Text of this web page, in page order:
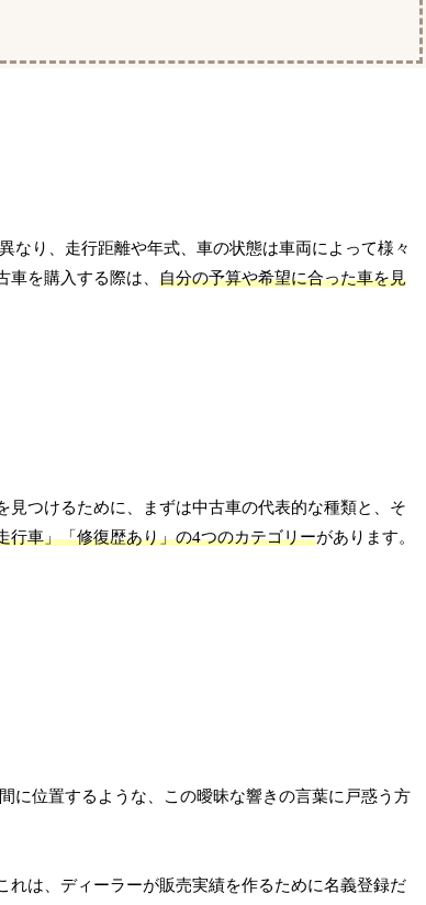
なり、走行距離や年式、車の状態は車両によって様々
車を購入する際は、 自分の予算や希望に合った車を見
つけるために、まずは中古車の代表的な種類と、そ
行車」「修復歴あり」の4つのカテゴリーがあります。
に位置するような、この曖昧な響きの言葉に戸惑う方
は、ディーラーが販売実績を作るために名義登録だ